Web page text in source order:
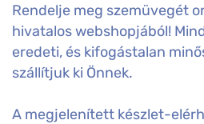
Rendelje meg szemüvegét
hivatalos webshopjából!
eredeti, és kifogástalan
szállítjuk ki Önnek.
A megjelenített készlet-